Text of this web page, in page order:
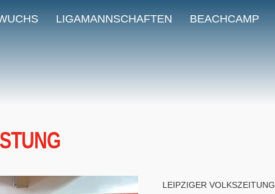
LIGAMANNSCHAFTEN BEACHCAMP
LEIPZIGER VOLKSZEITUNG